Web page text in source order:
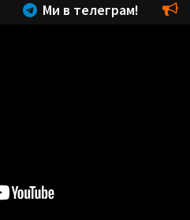
Ми в телеграм!